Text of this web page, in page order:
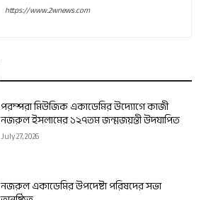
https://www.2wnews.com
পরম্পরা মিউজিক একাডেমির উদ্যোগে কাজী
নজরুল ইসলামের ১২৭তম জন্মজয়ন্তী উদযাপিত
July 27, 2026
নজরুল একাডেমির উপদেষ্টা পরিষদের সভা